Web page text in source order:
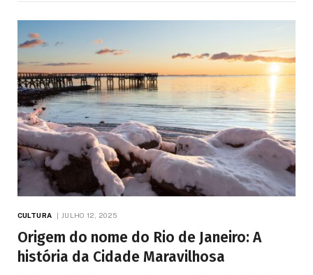
CULTURA JULHO 12, 2025
Origem do nome do Rio de Janeiro: A
história da Cidade Maravilhosa